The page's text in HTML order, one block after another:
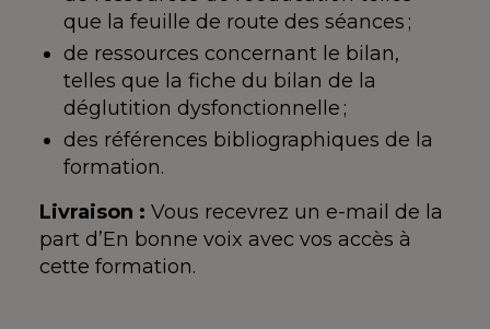
que la feuille de route des séances ;
de ressources concernant le bilan,
telles que la fiche du bilan de la
déglutition dysfonctionnelle ;
des références bibliographiques de la
formation.
Livraison : Vous recevrez un e-mail de la
part d’En bonne voix avec vos accès à
cette formation.